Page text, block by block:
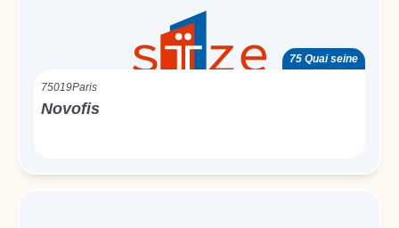
75 Quai seine
75019Paris
Novofis